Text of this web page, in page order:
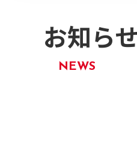
GINZA
お知らせ
NEWS